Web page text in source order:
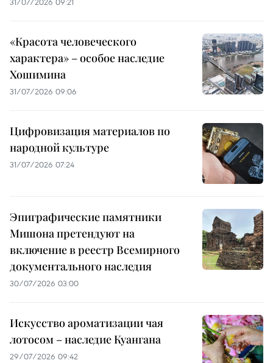
«Красота человеческого
характера» – особое наследие
Хошимина
31/07/2026 09:06
Цифровизация материалов по
народной культуре
31/07/2026 07:24
Эпиграфические памятники
Мишона претендуют на
включение в реестр Всемирного
документального наследия
30/07/2026 03:00
Искусство ароматизации чая
лотосом – наследие Куангана
29/07/2026 09:42